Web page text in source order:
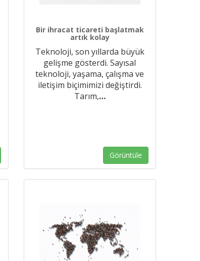
Bir ihracat ticareti başlatmak
artık kolay
Teknoloji, son yıllarda büyük
gelişme gösterdi. Sayısal
teknoloji, yaşama, çalışma ve
iletişim biçimimizi değiştirdi.
Tarım,…
Görüntüle